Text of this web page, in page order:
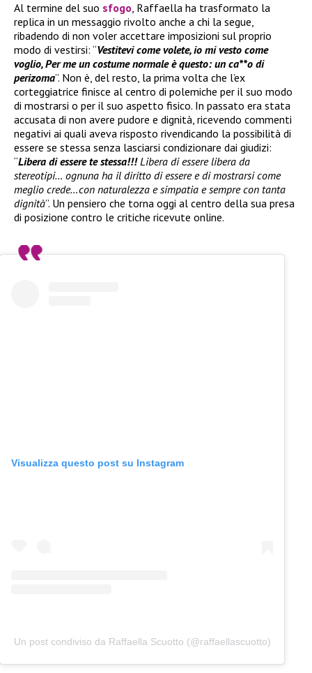
Al termine del suo sfogo, Raffaella ha trasformato la
replica in un messaggio rivolto anche a chi la segue,
ribadendo di non voler accettare imposizioni sul proprio
modo di vestirsi: “Vestitevi come volete, io mi vesto come
voglio, Per me un costume normale è questo: un ca**o di
perizoma”. Non è, del resto, la prima volta che l’ex
corteggiatrice finisce al centro di polemiche per il suo modo
di mostrarsi o per il suo aspetto fisico. In passato era stata
accusata di non avere pudore e dignità, ricevendo commenti
negativi ai quali aveva risposto rivendicando la possibilità di
essere se stessa senza lasciarsi condizionare dai giudizi:
“Libera di essere te stessa!!!Libera di essere libera da
stereotipi… ognuna ha il diritto di essere e di mostrarsi come
meglio crede…con naturalezza e simpatia e sempre con tanta
dignità”. Un pensiero che torna oggi al centro della sua presa
di posizione contro le critiche ricevute online.
Visualizza questo post su Instagram
Un post condiviso da Raffaella Scuotto (@raffaellascuotto)